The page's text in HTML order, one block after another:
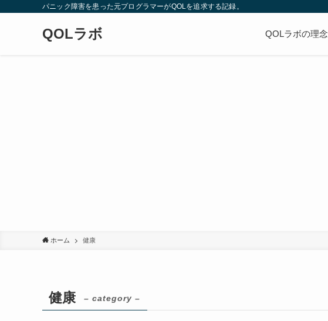
パニック障害を患った元プログラマーがQOLを追求する記録。
QOLラボ QOLラボの理念
ホーム 健康
健康 – category –